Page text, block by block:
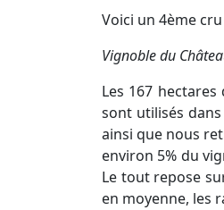
Voici un 4ème
Vignoble du
Les 167
sont utilisés
ainsi que nous
environ 5% du
Le tout repose
en moyenne, les